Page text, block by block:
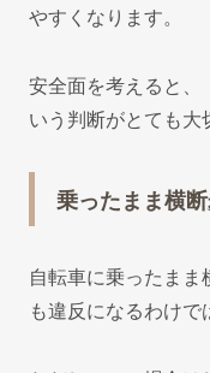
やすくなります。
安全面を考えると、
いう判断がとても大
乗ったまま横
自転車に乗ったまま
も違反になるわけで